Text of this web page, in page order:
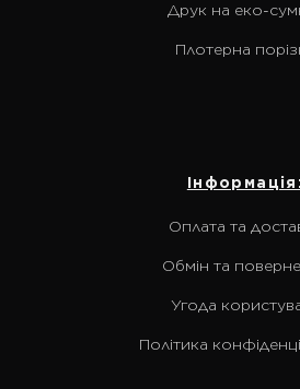
Друк на еко-
Плотерна
Інформація:
Оплата та
Обмін та
Угода
Політика